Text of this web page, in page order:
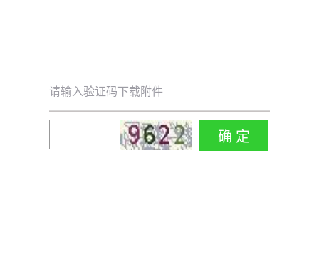
请输入验证码下载附件